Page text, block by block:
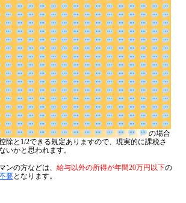
の場合は、50万の特別控除と1/2できる規定あります
税されるケースは少ないかと思われます。
ンの方などは、 給与以外の所得が年間20万円以下の
要となります。